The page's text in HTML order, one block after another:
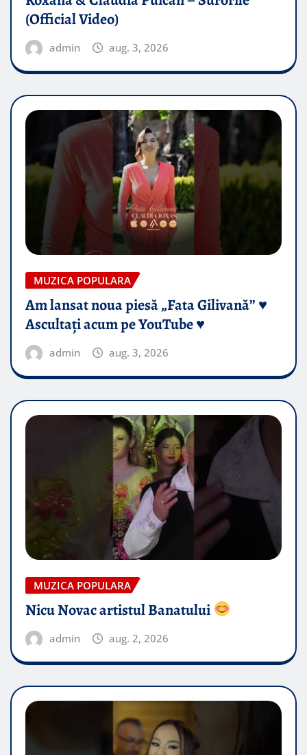
(Official Video)
admin aug. 3, 2026
MUZICA POPULARA
Am lansat noua piesă „Fata Gilivană” ♥️
Ascultați acum pe YouTube ♥️
admin aug. 3, 2026
MUZICA POPULARA
Nicu Novac artistul Banatului
admin aug. 2, 2026